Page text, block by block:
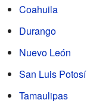
Coahuila
Durango
Nuevo León
San Luis Potosí
Tamaulipas